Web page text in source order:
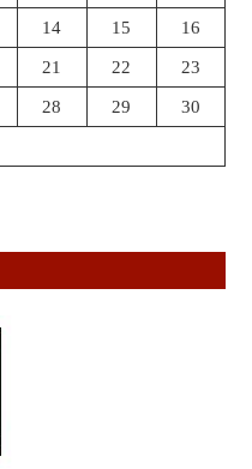
14 15 16
21 22 23
28 29 30